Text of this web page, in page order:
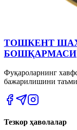
ТОШКЕНТ
БОШҚАРМАСИ
Фуқароларнинг
бажарилишини
Тезкор ҳаволалар